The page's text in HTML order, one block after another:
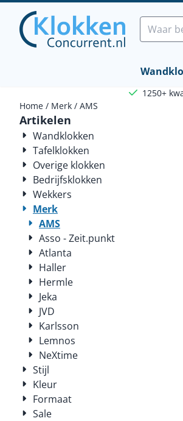
Cookievoorkeuren zijn beschikbaar.
Zoeken
1250+
Home / Merk / AMS
Artikelen
Wandklokken
Tafelklokken
Overige klokken
Bedrijfsklokken
Wekkers
Merk
AMS
Asso - Zeit.punkt
Atlanta
Haller
Hermle
Jeka
JVD
Karlsson
Lemnos
NeXtime
Stijl
Kleur
Formaat
Sale